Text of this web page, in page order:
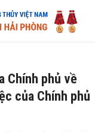
Chính phủ về
của Chính phủ